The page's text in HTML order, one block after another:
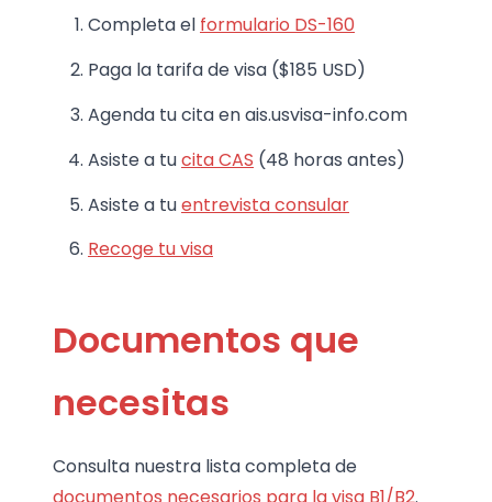
Completa el formulario DS-160
Paga la tarifa de visa ($185 USD)
Agenda tu cita en ais.usvisa-info.com
Asiste a tucita CAS (48 horas antes)
Asiste a tuentrevista consular
Recoge tu visa
Documentos que
necesitas
Consulta nuestra lista completa de